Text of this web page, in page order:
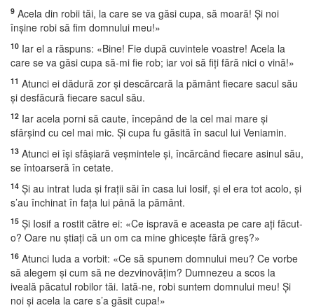
9 Acela din robii tăi, la care se va găsi cupa, să moară! Şi noi
înşine robi să fim domnului meu!»
10 Iar el a răspuns: «Bine! Fie după cuvintele voastre! Acela la
care se va găsi cupa să-mi fie rob; iar voi să fiţi fără nici o vină!»
11 Atunci ei dădură zor şi descărcară la pământ fiecare sacul său
şi desfăcură fiecare sacul său.
12 Iar acela porni să caute, începând de la cel mai mare şi
sfârşind cu cel mai mic. Şi cupa fu găsită în sacul lui Veniamin.
13 Atunci ei îşi sfâşiară veşmintele şi, încărcând fiecare asinul său,
se întoarseră în cetate.
14 Şi au intrat Iuda şi fraţii săi în casa lui Iosif, şi el era tot acolo, şi
s’au închinat în faţa lui până la pământ.
15 Şi Iosif a rostit către ei: «Ce ispravă e aceasta pe care aţi făcut-
o? Oare nu ştiaţi că un om ca mine ghiceşte fără greş?»
16 Atunci Iuda a vorbit: «Ce să spunem domnului meu? Ce vorbe
să alegem şi cum să ne dezvinovăţim? Dumnezeu a scos la
iveală păcatul robilor tăi. Iată-ne, robi suntem domnului meu! Şi
noi şi acela la care s’a găsit cupa!»